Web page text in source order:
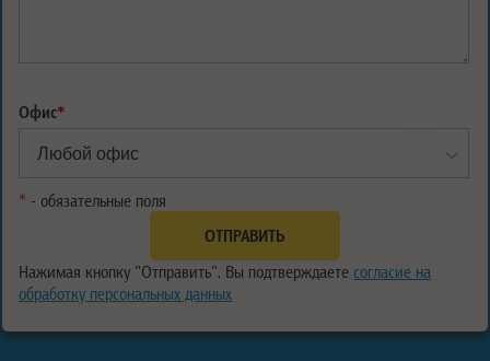
Офис*
* - обязательные поля
Нажимая кнопку "Отправить", Вы подтверждаете согласие на
обработку персональных данных